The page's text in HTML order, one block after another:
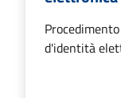
d'identità